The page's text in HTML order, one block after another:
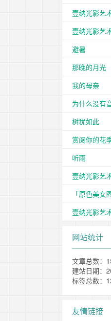
壹纳光影艺
壹纳光影艺
避暑
那晚的月光
我的母亲
为什么没有
树犹如此
赏阅你的花
听雨
壹纳光影艺
「原色美女
壹纳光影艺
网站统计
文章总数：
建站日期：
标签总数：
友情链接